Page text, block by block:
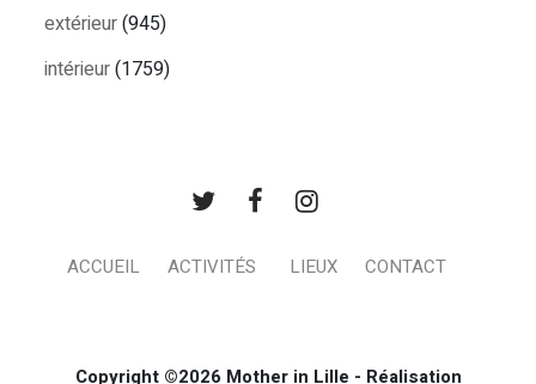
extérieur(945)
intérieur(1759)
ACCUEIL ACTIVITÉS LIEUX CONTACT
Copyright ©2026 Mother in Lille - Réalisation